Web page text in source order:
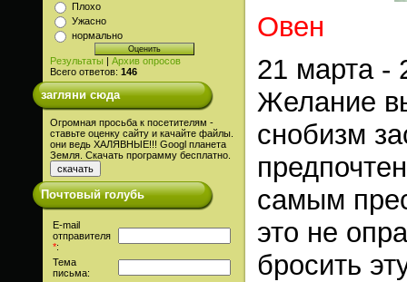
Плохо
Ужасно
нормально
Результаты | Архив опросов
Всего ответов: 146
загляни сюда
Огромная просьба к посетителям -
ставьте оценку сайту и качайте файлы.
они ведь ХАЛЯВНЫЕ!!! Googl планета
Земля. Скачать программу бесплатно.
Почтовый голубь
E-mail
отправителя
*:
Тема
письма:
Овен
21 марта -
Желание
снобизм
самым
это не
бросить